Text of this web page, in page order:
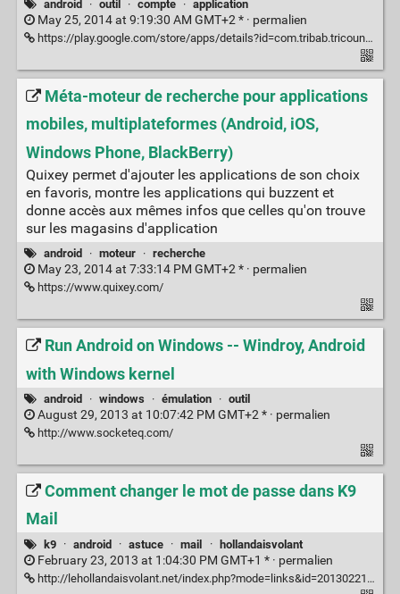
android · outil · compte · application
May 25, 2014 at 9:19:30 AM GMT+2 * · permalien
https://play.google.com/store/apps/details?id=com.tribab.tricount.android
Méta-moteur de recherche pour applications
mobiles, multiplateformes (Android, iOS,
Windows Phone, BlackBerry)
Quixey permet d'ajouter les applications de son choix
en favoris, montre les applications qui buzzent et
donne accès aux mêmes infos que celles qu'on trouve
sur les magasins d'application
android · moteur · recherche
May 23, 2014 at 7:33:14 PM GMT+2 * · permalien
https://www.quixey.com/
Run Android on Windows -- Windroy, Android
with Windows kernel
android · windows · émulation · outil
August 29, 2013 at 10:07:42 PM GMT+2 * · permalien
http://www.socketeq.com/
Comment changer le mot de passe dans K9
Mail
k9 · android · astuce · mail · hollandaisvolant
February 23, 2013 at 1:04:30 PM GMT+1 * · permalien
http://lehollandaisvolant.net/index.php?mode=links&id=20130221171911